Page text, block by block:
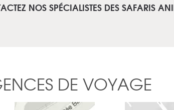
NOS SPÉCIALISTES DES SAFARIS
DE VOYAGE